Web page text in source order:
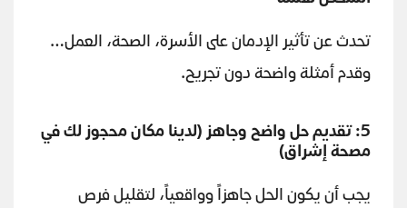
تحدث عن تأثير الإدمان على الأسرة، الصحة، العمل…
وقدم أمثلة واضحة دون تجريح.
5: تقديم حل واضح وجاهز (لدينا مكان محجوز لك في
مصحة إشراق)
يجب أن يكون الحل جاهزاً وواقعياً، لتقليل فرص